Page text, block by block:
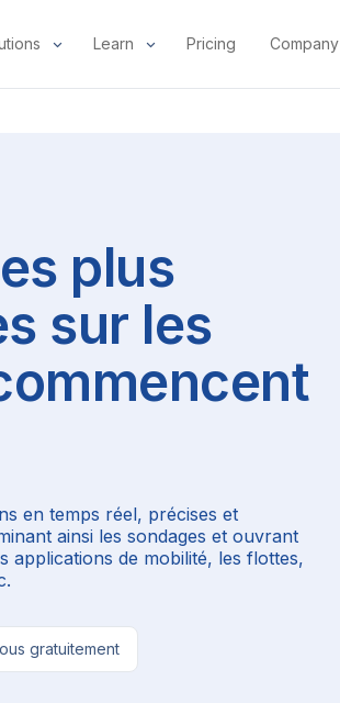
Learn Pricing Company
plus
sur les
en temps réel, précises et
ainsi les sondages et ouvrant
applications de mobilité, les flottes,
gratuitement